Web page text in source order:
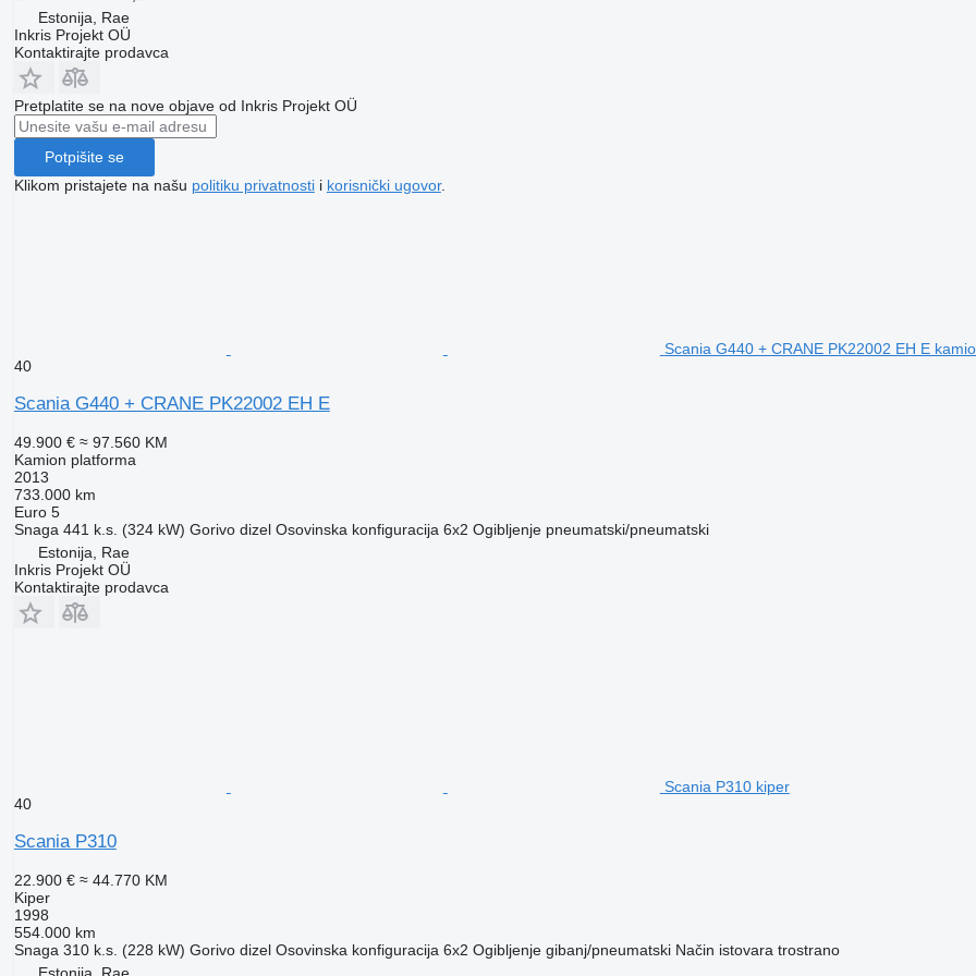
Estonija, Rae
Inkris Projekt OÜ
Kontaktirajte prodavca
Pretplatite se na nove objave od Inkris Projekt OÜ
Potpišite se
Klikom pristajete na našu politiku privatnostii korisnički ugovor.
Scania G440 + CRANE PK22002 EH E
40
Scania G440 + CRANE PK22002 EH E
49.900 € ≈ 97.560 KM
Kamion platforma
2013
733.000 km
Euro 5
Snaga 441 k.s. (324 kW) Gorivo dizel Osovinska konfiguracija 6x2 Ogibljenje pneumatski/pneumatski
Estonija, Rae
Inkris Projekt OÜ
Kontaktirajte prodavca
Scania P310 kiper
40
Scania P310
22.900 € ≈ 44.770 KM
Kiper
1998
554.000 km
Snaga 310 k.s. (228 kW) Gorivo dizel Osovinska konfiguracija 6x2 Ogibljenje gibanj/pneumatski Način istovara trostrano